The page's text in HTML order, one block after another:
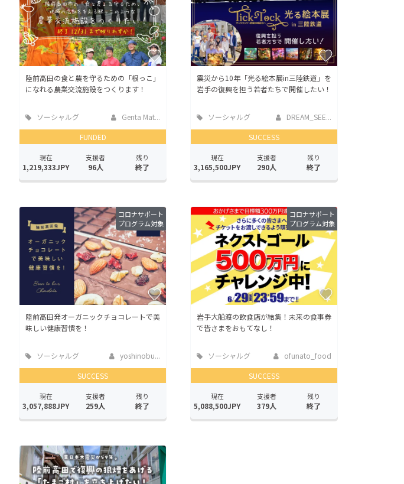
陸前高田の食と農を守るための「根っこ」
になれる農業交流施設をつくります！
ソーシャルグ
ッド
Genta Mat...
FUNDED
現在
1,219,333JPY
支援者
96人
残り
終了
震災から10年「光る絵本展in三陸鉄道」を
岩手の復興を担う若者たちで開催したい！
ソーシャルグ
ッド
DREAM_SEE...
SUCCESS
現在
3,165,500JPY
支援者
290人
残り
終了
コロナサポート
プログラム対象
陸前高田発オーガニックチョコレートで美
味しい健康習慣を！
ソーシャルグ
ッド
yoshinobu...
SUCCESS
現在
3,057,888JPY
支援者
259人
残り
終了
コロナサポート
プログラム対象
岩手大船渡の飲食店が結集！未来の食事券
で皆さまをおもてなし！
ソーシャルグ
ッド
ofunato_food
SUCCESS
現在
5,088,500JPY
支援者
379人
残り
終了